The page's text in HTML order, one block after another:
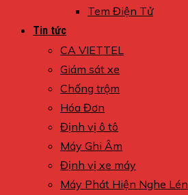
Tem Điện Tử
Tin tức
CA VIETTEL
Giám sát xe
Chống trộm
Hóa Đơn
Định vị ô tô
Máy Ghi Âm
Định vị xe máy
Máy Phát Hiện Nghe Lén